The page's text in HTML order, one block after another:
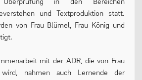
und Textproduktion statt.
von Frau Blümel, Frau König und
mit der ADR, die von Frau
nahmen auch Lernende der